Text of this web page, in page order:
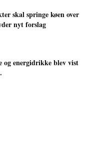
skal springe køen over
nyt forslag
og energidrikke blev vist